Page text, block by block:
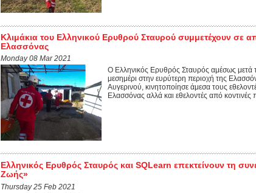
Κλιμάκια του Ελληνικού Ερυθρού Σταυρού συμμετέχουν σε
Ελασσόνας
Monday 08 Mar 2021
Ο Ελληνικός Ερυθρός Σταυρός αμέσως μετά
μεσημέρι στην ευρύτερη περιοχή της
Αυγερινού, κινητοποίησε άμεσα τους
Ελασσόνας αλλά και εθελοντές από κοντινές
Ελληνικός Ερυθρός Σταυρός και SQLearn επεκτείνουν τη
Ζωής»
Thursday 25 Feb 2021